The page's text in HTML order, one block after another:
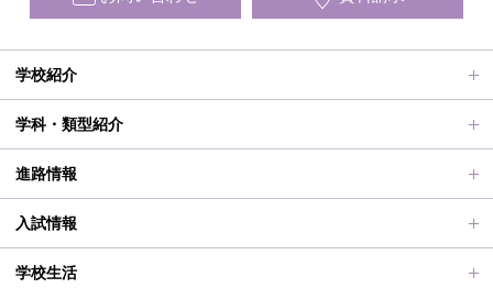
学校紹介
ごあいさつ、沿革
動画で見る学校案内、SUMIRE100-Fes
施設紹介
アクセス
学科・類型紹介
普通科Ⅱ類
普通科Ⅰ類
滋賀短での学び
進路情報
進路サポート
合格者メッセージ
入試情報
オープンスクール
学校生活